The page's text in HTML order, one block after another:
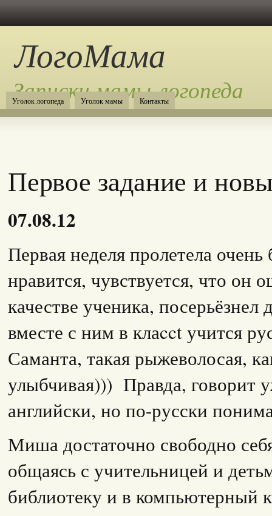
ЛогоМама
Записки мамы-логопеда
Уголок логопеда Уголок мамы Контакты
Первое задание и
07.08.12
Первая неделя пролетела
нравится, чувствуется, что он
качестве ученика,
вместе с ним в клаcct учится
Саманта, такая рыжеволосая,
улыбчивая))) Правда, говорит
английски, но по-русски
Миша достаточно свободно
общаясь с учительницей и
библиотеку и в компьютерный